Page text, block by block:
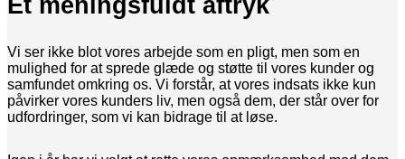
Vi ser ikke blot vores arbejde som en pligt, men som en
mulighed for at sprede glæde og støtte til vores kunder og
samfundet omkring os. Vi forstår, at vores indsats ikke kun
påvirker vores kunders liv, men også dem, der står over for
udfordringer, som vi kan bidrage til at løse.